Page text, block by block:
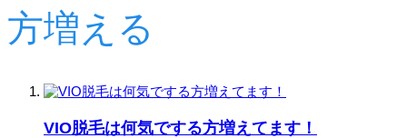
方増える
VIO脱毛は何気でする方増えてます！